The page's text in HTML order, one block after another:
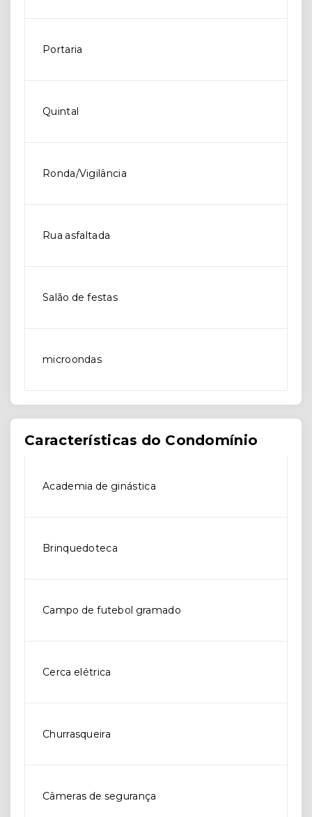
Portaria
Quintal
Ronda/Vigilância
Rua asfaltada
Salão de festas
microondas
Características do Condomínio
Academia de ginástica
Brinquedoteca
Campo de futebol gramado
Cerca elétrica
Churrasqueira
Câmeras de segurança